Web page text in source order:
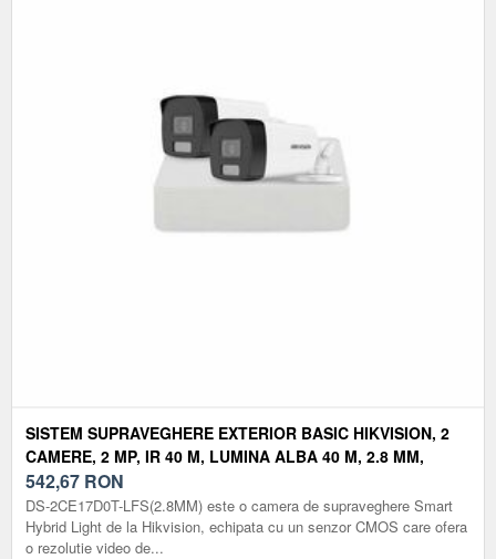
SISTEM SUPRAVEGHERE EXTERIOR BASIC HIKVISION, 2
CAMERE, 2 MP, IR 40 M, LUMINA ALBA 40 M, 2.8 MM,
MICROFON
542,67 RON
DS-2CE17D0T-LFS(2.8MM) este o camera de supraveghere Smart
Hybrid Light de la Hikvision, echipata cu un senzor CMOS care ofera
o rezolutie video de...